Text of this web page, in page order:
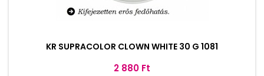
KR SUPRACOLOR CLOWN WHITE 30 G 1081
Ár
2 880 Ft